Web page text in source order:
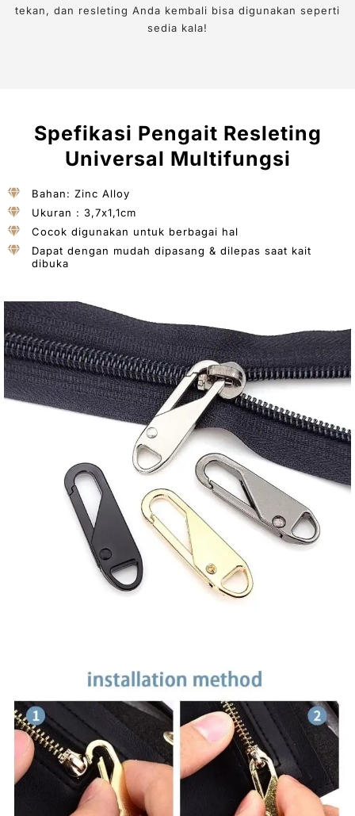
tekan, dan resleting Anda kembali bisa digunakan seperti
sedia kala!
Spefikasi Pengait Resleting
Universal Multifungsi
Bahan: Zinc Alloy
Ukuran : 3,7x1,1cm
Cocok digunakan untuk berbagai hal
Dapat dengan mudah dipasang & dilepas saat kait
dibuka